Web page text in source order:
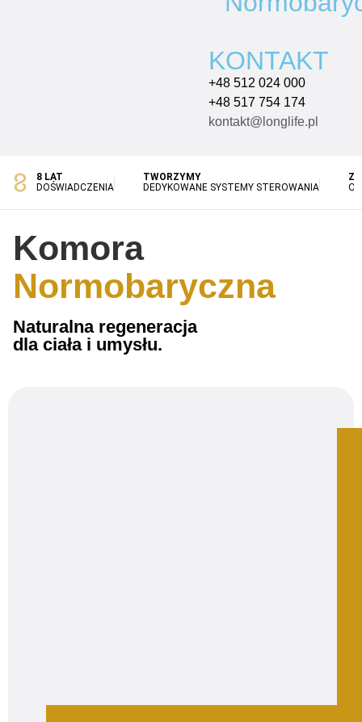
KONTAKT
+48 512 024 000
+48 517 754 174
kontakt@longlife.pl
8 LAT
DOŚWIADCZENIA
TWORZYMY
DEDYKOWANE SYSTEMY STEROWANIA
Komora
Normobaryczna
Naturalna regeneracja
dla ciała i umysłu.